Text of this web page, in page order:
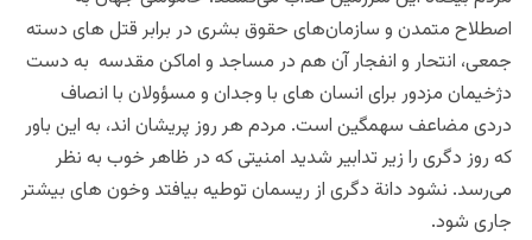
اصطلاح متمدن و سازمان‌های حقوق بشری در برابر قتل های دسته
جمعی، انتحار و انفجار آن هم در مساجد و اماکن مقدسه به دست
دژخیمان مزدور برای انسان های با وجدان و مسؤولان با انصاف
دردی مضاعف سهمگین است. مردم هر روز پریشان اند، به این باور
که روز دگری را زیر تدابیر شدید امنیتی که در ظاهر خوب به نظر
می‌رسد. نشود دانة دگری از ریسمان توطیه بیافتد وخون های بیشتر
جاری شود.